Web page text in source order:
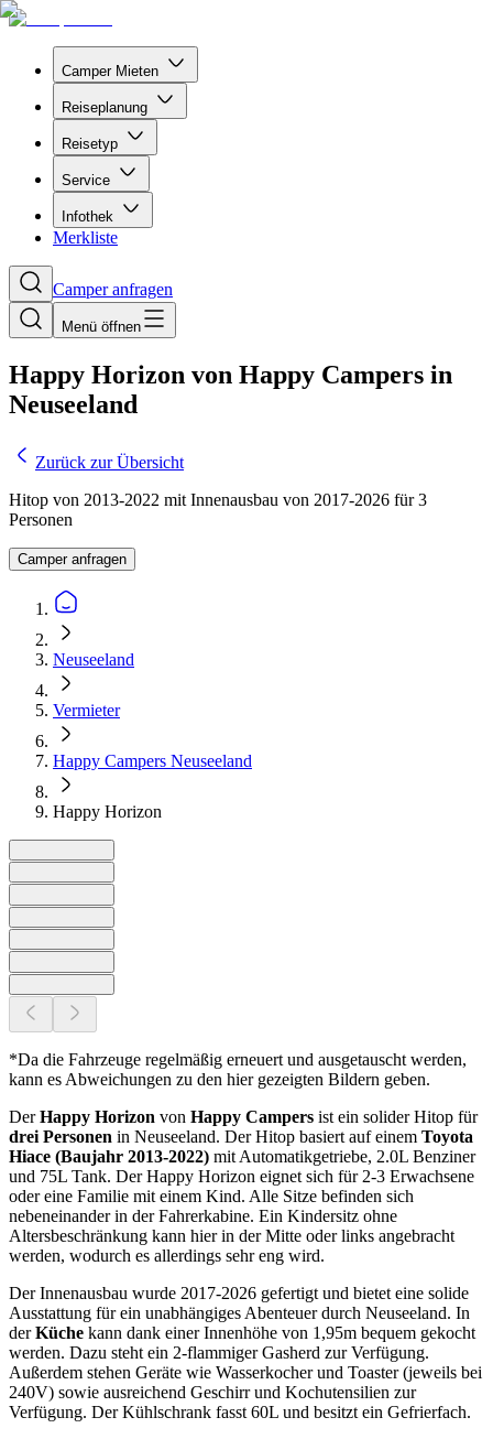
Camper Mieten
Reiseplanung
Reisetyp
Service
Infothek
Merkliste
Camper anfragen
Menü öffnen
Happy Horizon von Happy Campers in
Neuseeland
Zurück zur Übersicht
Hitop von 2013-2022 mit Innenausbau von 2017-2026 für 3
Personen
Camper anfragen
Neuseeland
Vermieter
Happy Campers Neuseeland
Happy Horizon
*Da die Fahrzeuge regelmäßig erneuert und ausgetauscht werden,
kann es Abweichungen zu den hier gezeigten Bildern geben.
DerHappy Horizon von Happy Campers ist ein solider Hitop für
drei Personen in Neuseeland. Der Hitop basiert auf einem Toyota
Hiace (Baujahr 2013-2022) mit Automatikgetriebe, 2.0L Benziner
und 75L Tank. Der Happy Horizon eignet sich für 2-3 Erwachsene
oder eine Familie mit einem Kind. Alle Sitze befinden sich
nebeneinander in der Fahrerkabine. Ein Kindersitz ohne
Altersbeschränkung kann hier in der Mitte oder links angebracht
werden, wodurch es allerdings sehr eng wird.
Der Innenausbau wurde 2017-2026 gefertigt und bietet eine solide
Ausstattung für ein unabhängiges Abenteuer durch Neuseeland. In
derKüche kann dank einer Innenhöhe von 1,95m bequem gekocht
werden. Dazu steht ein 2-flammiger Gasherd zur Verfügung.
Außerdem stehen Geräte wie Wasserkocher und Toaster (jeweils bei
240V) sowie ausreichend Geschirr und Kochutensilien zur
Verfügung. Der Kühlschrank fasst 60L und besitzt ein Gefrierfach.